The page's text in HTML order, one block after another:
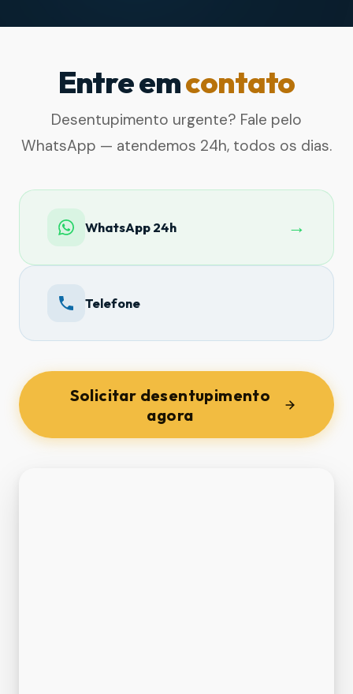
Entre emcontato
Desentupimento urgente? Fale pelo
WhatsApp — atendemos 24h, todos os dias.
WhatsApp 24h →
Telefone
Solicitar desentupimento
agora